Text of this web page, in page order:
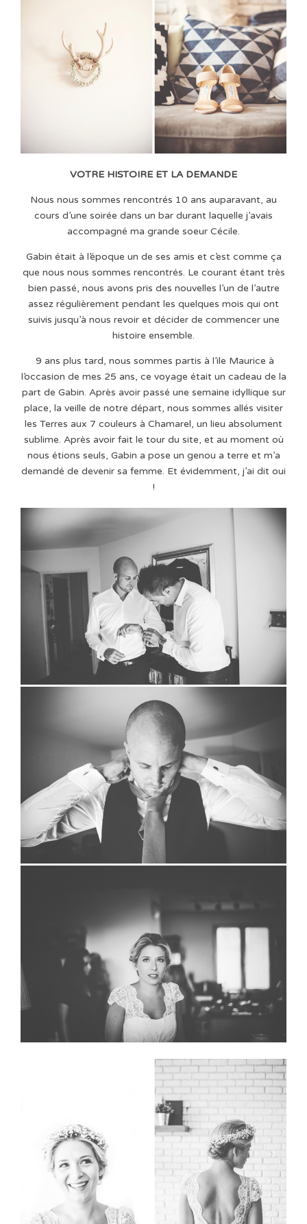
VOTRE HISTOIRE ET LA DEMANDE
Nous nous sommes rencontrés 10 ans auparavant, au
cours d’une soirée dans un bar durant laquelle j’avais
accompagné ma grande soeur Cécile.
Gabin était à l’époque un de ses amis et c’est comme ça
que nous nous sommes rencontrés. Le courant étant très
bien passé, nous avons pris des nouvelles l’un de l’autre
assez régulièrement pendant les quelques mois qui ont
suivis jusqu’à nous revoir et décider de commencer une
histoire ensemble.
9 ans plus tard, nous sommes partis à l’ile Maurice à
l’occasion de mes 25 ans, ce voyage était un cadeau de la
part de Gabin. Après avoir passé une semaine idyllique sur
place, la veille de notre départ, nous sommes allés visiter
les Terres aux 7 couleurs à Chamarel, un lieu absolument
sublime. Après avoir fait le tour du site, et au moment où
nous étions seuls, Gabin a pose un genou a terre et m’a
demandé de devenir sa femme. Et évidemment, j’ai dit oui
!